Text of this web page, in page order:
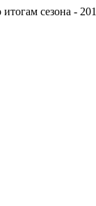
сезона - 2013/